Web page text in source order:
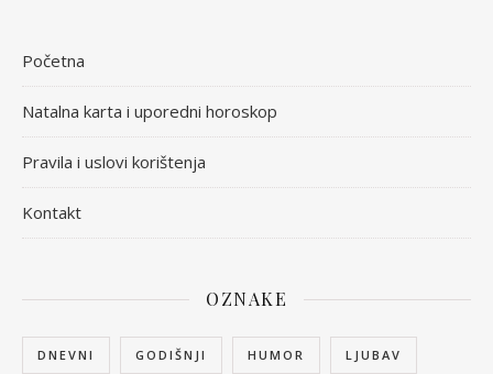
Početna
Natalna karta i uporedni horoskop
Pravila i uslovi korištenja
Kontakt
OZNAKE
DNEVNI GODIŠNJI HUMOR LJUBAV